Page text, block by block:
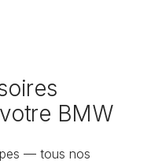
BMW
— tous nos